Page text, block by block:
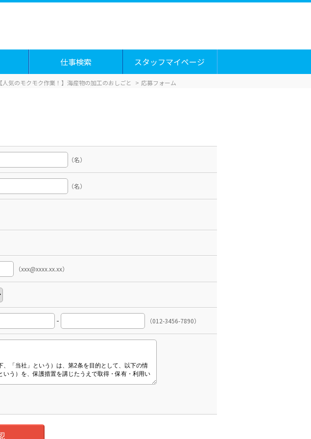
仕事検索 スタッフマイページ
【人気のモクモク作業！】海産物の加工のおしごと 応募フォーム
（名）
（名）
（xxx@xxxx.xx.xx）
- （012-3456-7890）